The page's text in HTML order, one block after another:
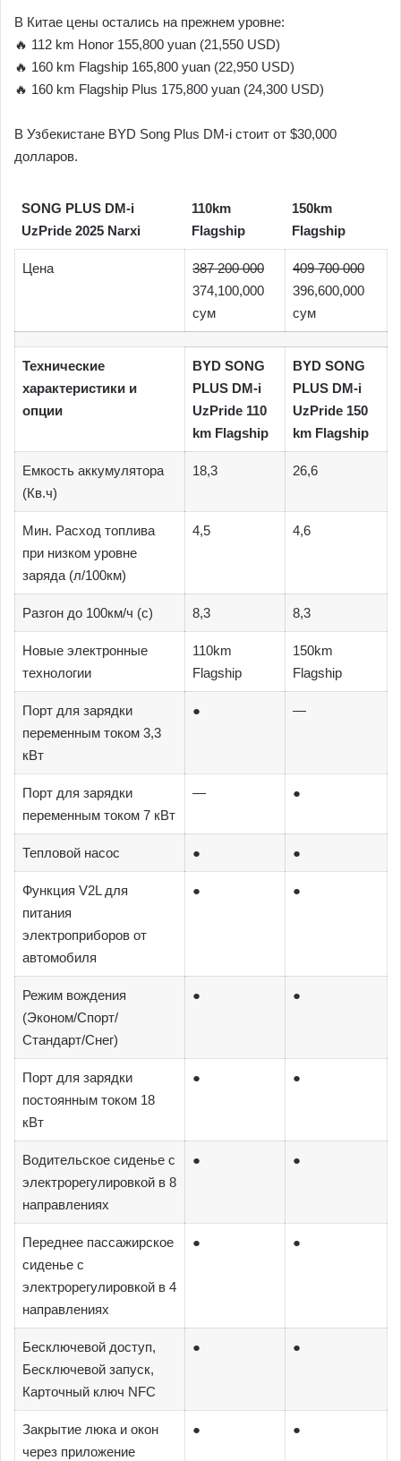
В Китае цены остались на прежнем уровне:
🔥 112 km Honor 155,800 yuan (21,550 USD)
🔥 160 km Flagship 165,800 yuan (22,950 USD)
🔥 160 km Flagship Plus 175,800 yuan (24,300 USD)
В Узбекистане BYD Song Plus DM-i стоит от $30,000
долларов.
SONG PLUS DM-i
UzPride 2025 Narxi
110km
Flagship
150km
Flagship
Цена
387 200 000
374,100,000
сум
409 700 000
396,600,000
сум
Технические
характеристики и
опции
BYD SONG
PLUS DM-i
UzPride 110
km Flagship
BYD SONG
PLUS DM-i
UzPride 150
km Flagship
Емкость аккумулятора
(Кв.ч)
18,3 26,6
Мин. Расход топлива
при низком уровне
заряда (л/100км)
4,5 4,6
Разгон до 100км/ч (с) 8,3 8,3
Новые электронные
технологии
110km
Flagship
150km
Flagship
Порт для зарядки
переменным током 3,3
кВт
● —
Порт для зарядки
переменным током 7 кВт
— ●
Тепловой насос ● ●
Функция V2L для
питания
электроприборов от
автомобиля
● ●
Режим вождения
(Эконом/Спорт/
Стандарт/Снег)
● ●
Порт для зарядки
постоянным током 18
кВт
● ●
Водительское сиденье с
электрорегулировкой в 8
направлениях
● ●
Переднее пассажирское
сиденье с
электрорегулировкой в 4
направлениях
● ●
Бесключевой доступ,
Бесключевой запуск,
Карточный ключ NFC
● ●
Закрытие люка и окон
через приложение
● ●